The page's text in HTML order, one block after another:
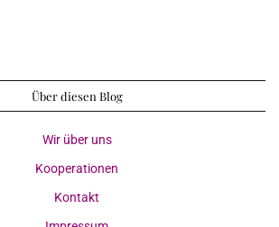
Über diesen Blog
Wir über uns
Kooperationen
Kontakt